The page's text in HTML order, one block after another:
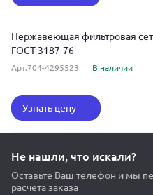
Нержавеющая фильтровая
ГОСТ 3187-76
Арт.704-4295523 В наличии
Узнать цену
Не нашли, что искали?
Оставьте Ваш телефон и мы
расчета заказа